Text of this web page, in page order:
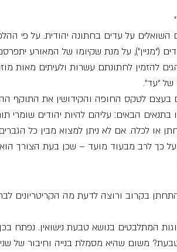
על עדים בחתונה יהודית. על פי
(“מניין”), על מנת שקיומו של המאורע
להזמין לחתונתם עשרות ולעיתים מאות
“עד”.
בעצם לטקס החופה והקידושין את התוקף
בתנאים הבאים: עליהם להיות יהודים שומרי
או לכלה. אם לא ניתן למצוא מבין כל
על כך לרב מבעוד מועד – שכן בעת הצורך
בקרוב ורוצה לדעת מה הקריטריונים
המתלבטים בנושא טבעת נישואין. נפתח
משום שהיא מסמלת בנייה וחיבור של